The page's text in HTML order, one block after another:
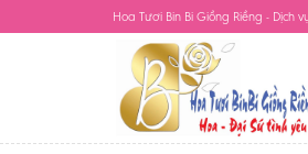
Hoa Tươi Bin Bi Giồng Riềng - Dịch